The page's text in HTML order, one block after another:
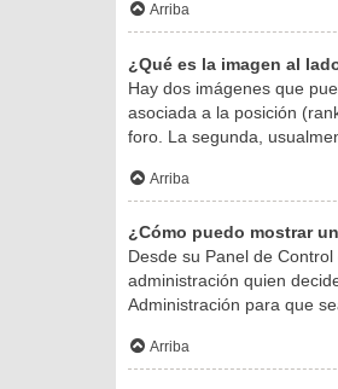
Arriba
¿Qué es la imagen al
Hay dos imágenes que
asociada a la posición
foro. La segunda,
Arriba
¿Cómo puedo mostrar
Desde su Panel de
administración quien
Administración para que
Arriba